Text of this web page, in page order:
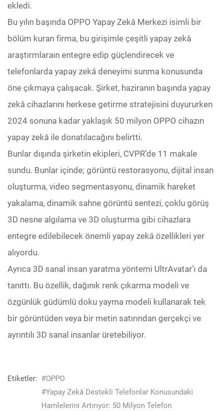
ekledi.
Bu yılın başında OPPO Yapay Zekâ Merkezi isimli bir
bölüm kuran firma, bu girişimle çeşitli yapay zekâ
araştırmlaraın entegre edip güçlendirecek ve
telefonlarda yapay zekâ deneyimi sunma konusunda
öne çıkmaya çalışacak. Şirket, haziranın başında yapay
zekâ cihazlarını herkese getirme stratejisini duyururken
2024 sonuna kadar yaklaşık 50 milyon OPPO cihazın
yapay zekâ ile donatılacağını belirtti.
Bunlar dışında şirketin ekipleri, CVPR’de 11 makale
sundu. Bunlar içinde; görüntü restorasyonu, dijital insan
oluşturma, video segmentasyonu, dinamik hareket
yakalama, dinamik sahne görüntü sentezi, çoklu görüş
3D nesne algılama ve 3D oluşturma gibi cihazlara
entegre edilebilecek önemli yapay zekâ özellikleri yer
alıyordu.
Ayrıca 3D sanal insan yaratma yöntemi UltrAvatar’ı da
tanıttı. Bu özellik, dağınık renk çıkarma modeli ve
özgünlük güdümlü doku yayma modeli kullanarak tek
bir görüntüden veya bir metin satırından gerçekçi ve
ayrıntılı 3D sanal insanlar üretebiliyor.
Etiketler: #OPPO
#Yapay Zekâ Destekli Telefonlar Konusundaki
Hamlelerini Artırıyor: 50 Milyon Telefon